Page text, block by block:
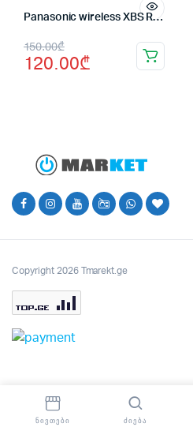
Panasonic wireless XBS RB-HX220B
150.00₾
Original
price
120.00₾
Current
price
Copyright 2026 Tmarekt.ge
ᲜᲘᲕᲗᲔᲑᲘ ᲫᲘᲔᲑᲐ